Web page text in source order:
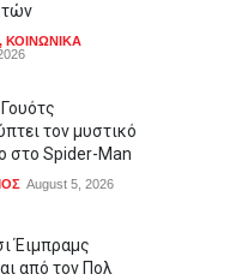
, ΚΟΙΝΩΝΙΚΑ
τον μυστικό
στο Spider-Man
August 5, 2026
Έιμπραμς
από τον Πολ